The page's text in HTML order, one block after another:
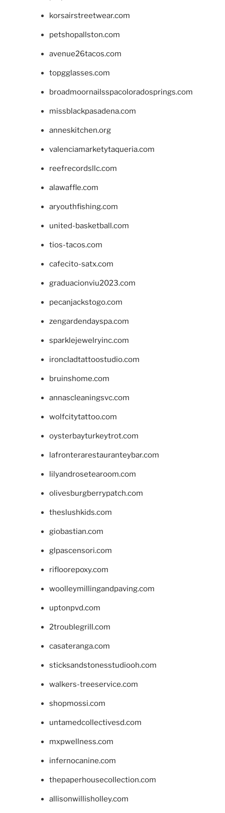
korsairstreetwear.com
petshopallston.com
avenue26tacos.com
topgglasses.com
broadmoornailsspacoloradosprings.com
missblackpasadena.com
anneskitchen.org
valenciamarketytaqueria.com
reefrecordsllc.com
alawaffle.com
aryouthfishing.com
united-basketball.com
tios-tacos.com
cafecito-satx.com
graduacionviu2023.com
pecanjackstogo.com
zengardendayspa.com
sparklejewelryinc.com
ironcladtattoostudio.com
bruinshome.com
annascleaningsvc.com
wolfcitytattoo.com
oysterbayturkeytrot.com
lafronterarestauranteybar.com
lilyandrosetearoom.com
olivesburgberrypatch.com
theslushkids.com
giobastian.com
glpascensori.com
rifloorepoxy.com
woolleymillingandpaving.com
uptonpvd.com
2troublegrill.com
casateranga.com
sticksandstonesstudiooh.com
walkers-treeservice.com
shopmossi.com
untamedcollectivesd.com
mxpwellness.com
infernocanine.com
thepaperhousecollection.com
allisonwillisholley.com